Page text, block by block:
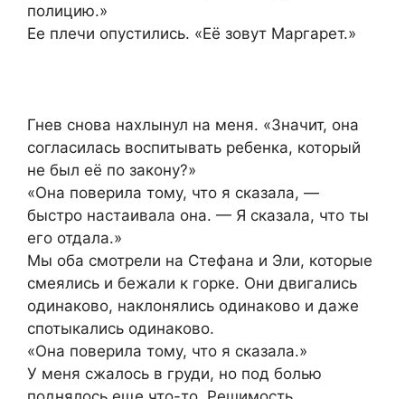
полицию.»
Ее плечи опустились. «Её зовут Маргарет.»
Гнев снова нахлынул на меня. «Значит, она
согласилась воспитывать ребенка, который
не был её по закону?»
«Она поверила тому, что я сказала, —
быстро настаивала она. — Я сказала, что ты
его отдала.»
Мы оба смотрели на Стефана и Эли, которые
смеялись и бежали к горке. Они двигались
одинаково, наклонялись одинаково и даже
спотыкались одинаково.
«Она поверила тому, что я сказала.»
У меня сжалось в груди, но под болью